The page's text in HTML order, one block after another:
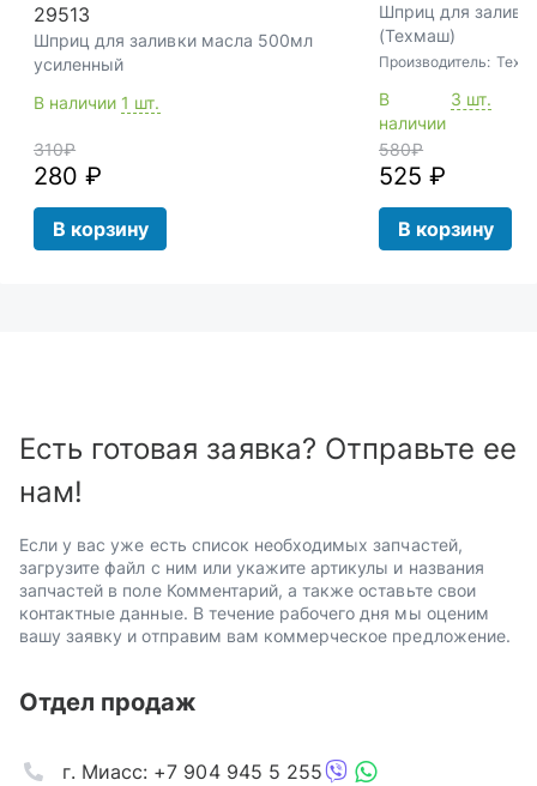
29513
Шприц для заливки масла 500мл
усиленный
В наличии 1 шт.
310₽
280 ₽
В корзину
Шприц для
(Техмаш)
Производитель:
В
наличии
3 шт.
580₽
525 ₽
В корзину
Есть готовая заявка? Отправьте ее
нам!
Если у вас уже есть список необходимых запчастей,
загрузите файл с ним или укажите артикулы и названия
запчастей в поле Комментарий, а также оставьте свои
контактные данные. В течение рабочего дня мы оценим
вашу заявку и отправим вам коммерческое предложение.
Отдел продаж
г. Миасс: +7 904 945 5 255